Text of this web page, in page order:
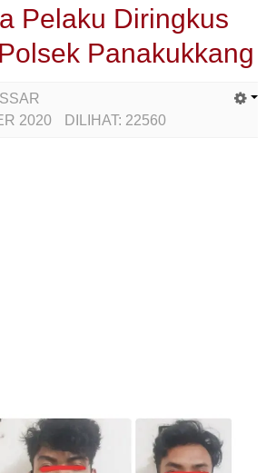
Pelaku Diringkus
Panakukkang
2020
DILIHAT: 22560